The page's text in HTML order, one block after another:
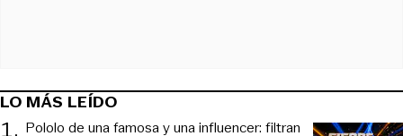
LO MÁS LEÍDO
1. Pololo de una famosa y una influencer: filtran